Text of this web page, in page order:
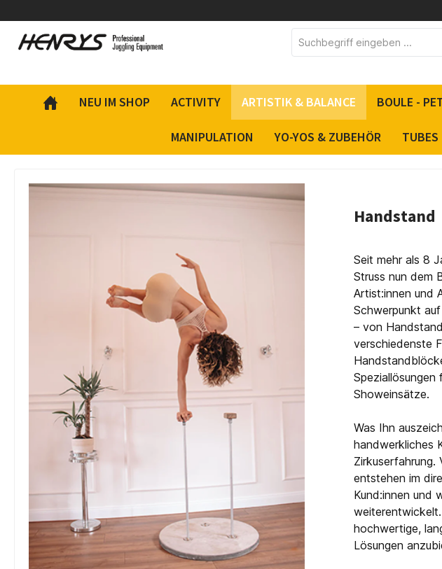
NEU IM SHOP ACTIVITY ARTISTIK & BALANCE BOULE -
MANIPULATION YO-YOS & ZUBEHÖR TUBES
Handstand
Seit mehr als 8
Struss nun dem
Artist:innen und
Schwerpunkt
– von
verschiedenste
Speziallösungen
Showeinsätze.
Was Ihn
handwerkliches
Zirkuserfahrung.
entstehen im
Kund:innen und
hochwertige,
Lösungen